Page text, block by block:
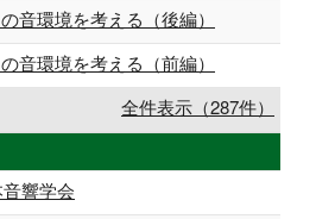
音環境を考える（後編）
音環境を考える（前編）
全件表示（287件）
音響学会